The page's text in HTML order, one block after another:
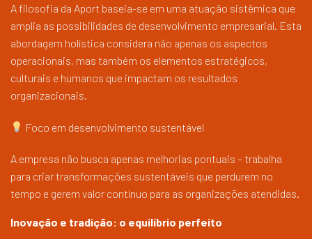
A filosofia da Aport baseia-se em uma atuação sistêmica que
amplia as possibilidades de desenvolvimento empresarial. Esta
abordagem holística considera não apenas os aspectos
operacionais, mas também os elementos estratégicos,
culturais e humanos que impactam os resultados
organizacionais.
Foco em desenvolvimento sustentável
A empresa não busca apenas melhorias pontuais – trabalha
para criar transformações sustentáveis que perdurem no
tempo e gerem valor contínuo para as organizações atendidas.
Inovação e tradição: o equilíbrio perfeito